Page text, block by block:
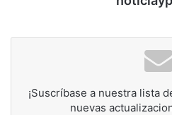
¡Suscríbase a nuestra lista
nuevas